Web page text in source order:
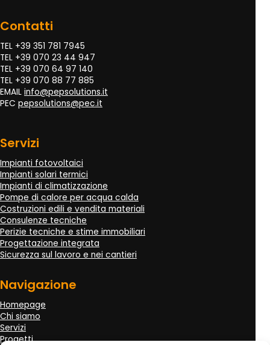
Contatti
TEL +39 351 781 7945
TEL +39 070 23 44 947
TEL +39 070 64 97 140
TEL +39 070 88 77 885
EMAIL info@pepsolutions.it
PEC pepsolutions@pec.it
Servizi
Impianti fotovoltaici
Impianti solari termici
Impianti di climatizzazione
Pompe di calore per acqua calda
Costruzioni edili e vendita materiali
Consulenze tecniche
Perizie tecniche e stime immobiliari
Progettazione integrata
Sicurezza sul lavoro e nei cantieri
Navigazione
Homepage
Chi siamo
Servizi
Progetti